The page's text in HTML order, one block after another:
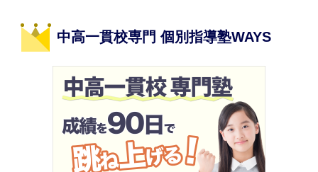
中高一貫校専門 個別指導塾WAYS